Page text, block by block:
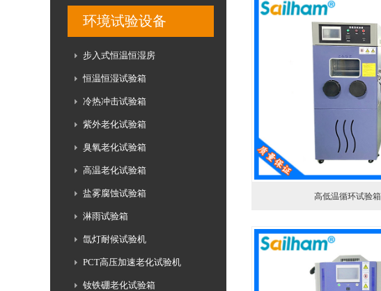
环境试验设备
步入式恒温恒湿房
恒温恒湿试验箱
冷热冲击试验箱
紫外老化试验箱
臭氧老化试验箱
高温老化试验箱
盐雾腐蚀试验箱
淋雨试验箱
氙灯耐候试验机
PCT高压加速老化试验机
钕铁硼老化试验箱
高低温循环试验箱